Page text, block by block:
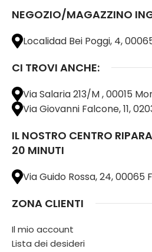
NEGOZIO/MAGAZZINO
Localidad Bei Poggi, 4,
CI TROVI ANCHE:
Via Salaria 213/M , 00015
Via Giovanni Falcone, 11,
IL NOSTRO CENTRO
20 MINUTI
Via Guido Rossa, 24, 00065
ZONA CLIENTI
Il mio account
Lista dei desideri